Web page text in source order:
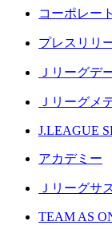
コーポレー
プレスリリ
Ｊリーグデ
Ｊリーグメ
J.LEAGUE
アカデミー
Ｊリーグサ
TEAM AS